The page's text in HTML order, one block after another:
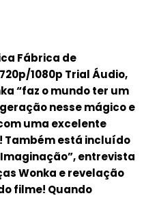
Fábrica de
1080p Trial Áudio,
“faz o mundo ter um
nesse mágico e
uma excelente
Também está incluído
entrevista
Wonka e revelação
filme! Quando